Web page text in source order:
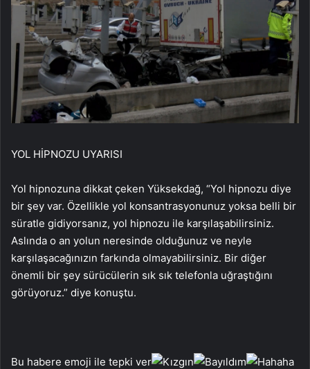
YOL HİPNOZU UYARISI
Yol hipnozuna dikkat çeken Yüksekdağ, “Yol hipnozu diye
bir şey var. Özellikle yol konsantrasyonunuz yoksa belli bir
süratle gidiyorsanız, yol hipnozu ile karşılaşabilirsiniz.
Aslında o an yolun neresinde olduğunuz ve neyle
karşılaşacağınızın farkında olmayabilirsiniz. Bir diğer
önemli bir şey sürücülerin sık sık telefonla uğraştığını
görüyoruz.” diye konuştu.
Bu habere emoji ile tepki ver